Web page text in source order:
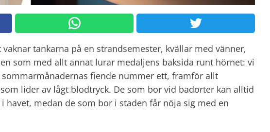
vaknar tankarna på en strandsemester, kvällar med vänner,
som med allt annat lurar medaljens baksida runt hörnet: vi
sommarmånadernas fiende nummer ett, framför allt
lider av lågt blodtryck. De som bor vid badorter kan alltid
havet, medan de som bor i staden får nöja sig med en